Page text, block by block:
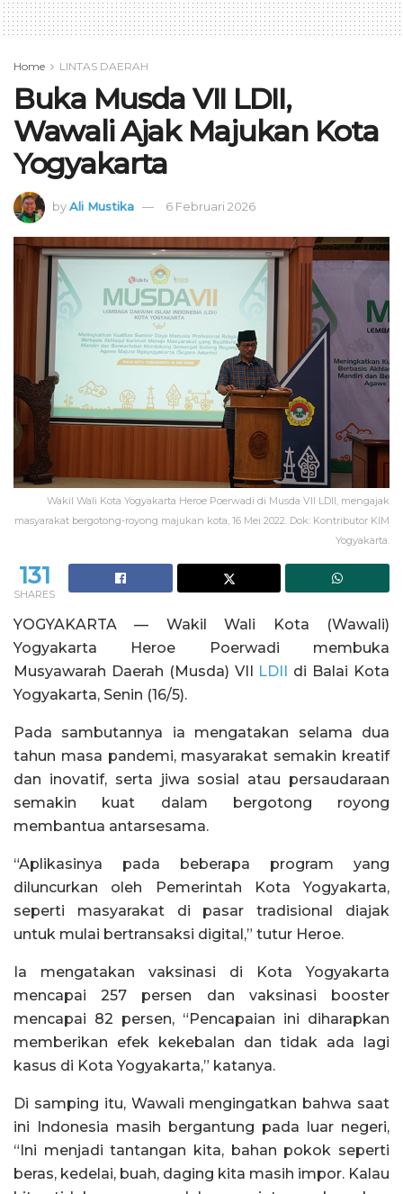
Home LINTAS DAERAH
Buka Musda VII LDII,
Wawali Ajak Majukan Kota
Yogyakarta
byAli Mustika 6 Februari 2026
Wakil Wali Kota Yogyakarta Heroe Poerwadi di Musda VII LDII, mengajak
masyarakat bergotong-royong majukan kota, 16 Mei 2022. Dok: Kontributor KIM
Yogyakarta.
131
SHARES
YOGYAKARTA — Wakil Wali Kota (Wawali)
Yogyakarta Heroe Poerwadi membuka
Musyawarah Daerah (Musda) VII LDII di Balai Kota
Yogyakarta, Senin (16/5).
Pada sambutannya ia mengatakan selama dua
tahun masa pandemi, masyarakat semakin kreatif
dan inovatif, serta jiwa sosial atau persaudaraan
semakin kuat dalam bergotong royong
membantua antarsesama.
“Aplikasinya pada beberapa program yang
diluncurkan oleh Pemerintah Kota Yogyakarta,
seperti masyarakat di pasar tradisional diajak
untuk mulai bertransaksi digital,” tutur Heroe.
Ia mengatakan vaksinasi di Kota Yogyakarta
mencapai 257 persen dan vaksinasi booster
mencapai 82 persen, “Pencapaian ini diharapkan
memberikan efek kekebalan dan tidak ada lagi
kasus di Kota Yogyakarta,” katanya.
Di samping itu, Wawali mengingatkan bahwa saat
ini Indonesia masih bergantung pada luar negeri,
“Ini menjadi tantangan kita, bahan pokok seperti
beras, kedelai, buah, daging kita masih impor. Kalau